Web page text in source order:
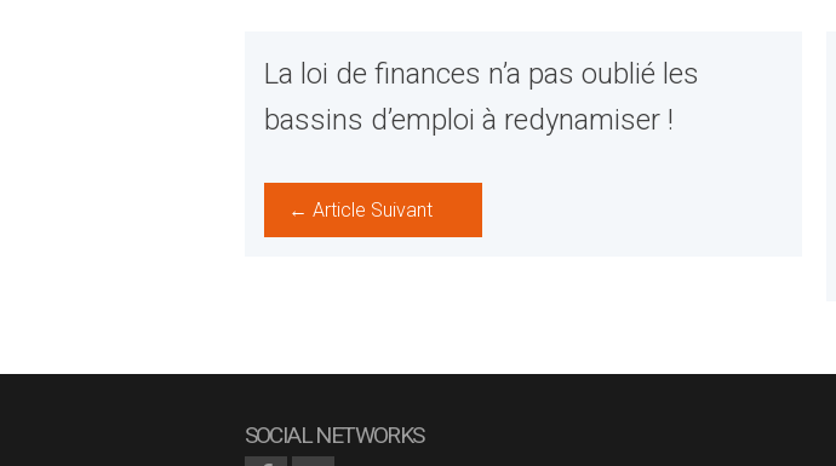
La loi de finances n’a pas oublié les
bassins d’emploi à redynamiser !
← Article Suivant
SOCIAL NETWORKS